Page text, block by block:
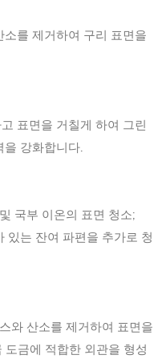
를 제거하여 구리 표면을
표면을 거칠게 하여 그린
을 강화합니다.
국부 이온의 표면 청소;
있는 잔여 파편을 추가로 청
와 산소를 제거하여 표면을
금에 적합한 외관을 형성